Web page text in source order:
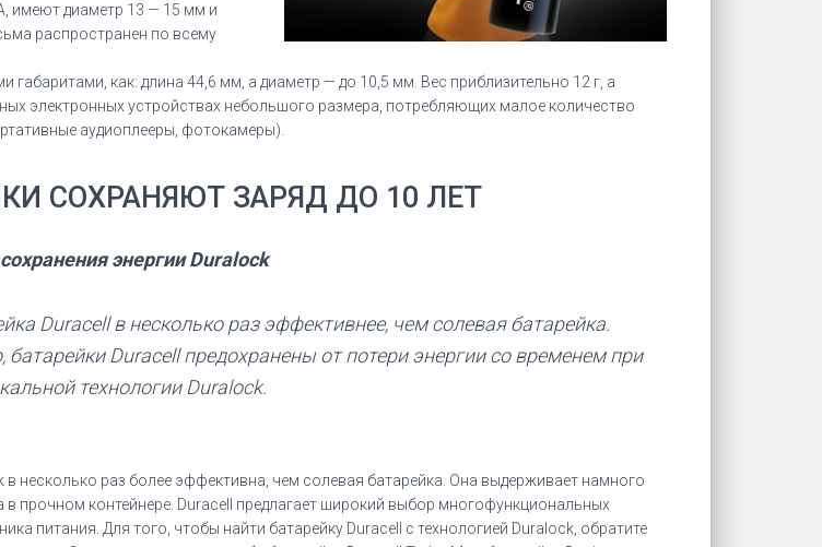
имеют диаметр 13 — 15 мм и
распространен по всему
как: длина 44,6 мм, а диаметр — до 10,5 мм. Вес приблизительно 12 г, а
электронных устройствах небольшого размера, потребляющих малое количество
аудиоплееры, фотокамеры).
СОХРАНЯЮТ ЗАРЯД ДО 10 ЛЕТ
энергии Duralock
Duracell в несколько раз эффективнее, чем солевая батарейка.
батарейки Duracell предохранены от потери энергии со временем при
технологии Duralock.
в несколько раз более эффективна, чем солевая батарейка. Она выдерживает намного
прочном контейнере. Duracell предлагает широкий выбор многофункциональных
питания. Для того, чтобы найти батарейку Duracell с технологией Duralock, обратите